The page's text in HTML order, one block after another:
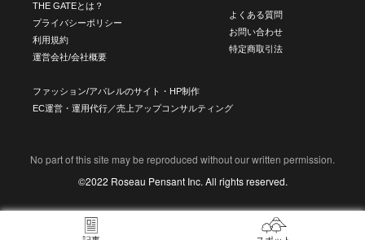
THE GATEとは？
プライバシーポリシー
利用規約
運営会社/会社概要
よくある質問
お問い合わせ
特定商取引法
ファッション/アパレルのサイト・HP制作
EC運営・運用代行／売上アップコンサルティング
No part of this site may be reproduced without our written permission.
©2022 Roseau Pensant Inc. All rights reserved.